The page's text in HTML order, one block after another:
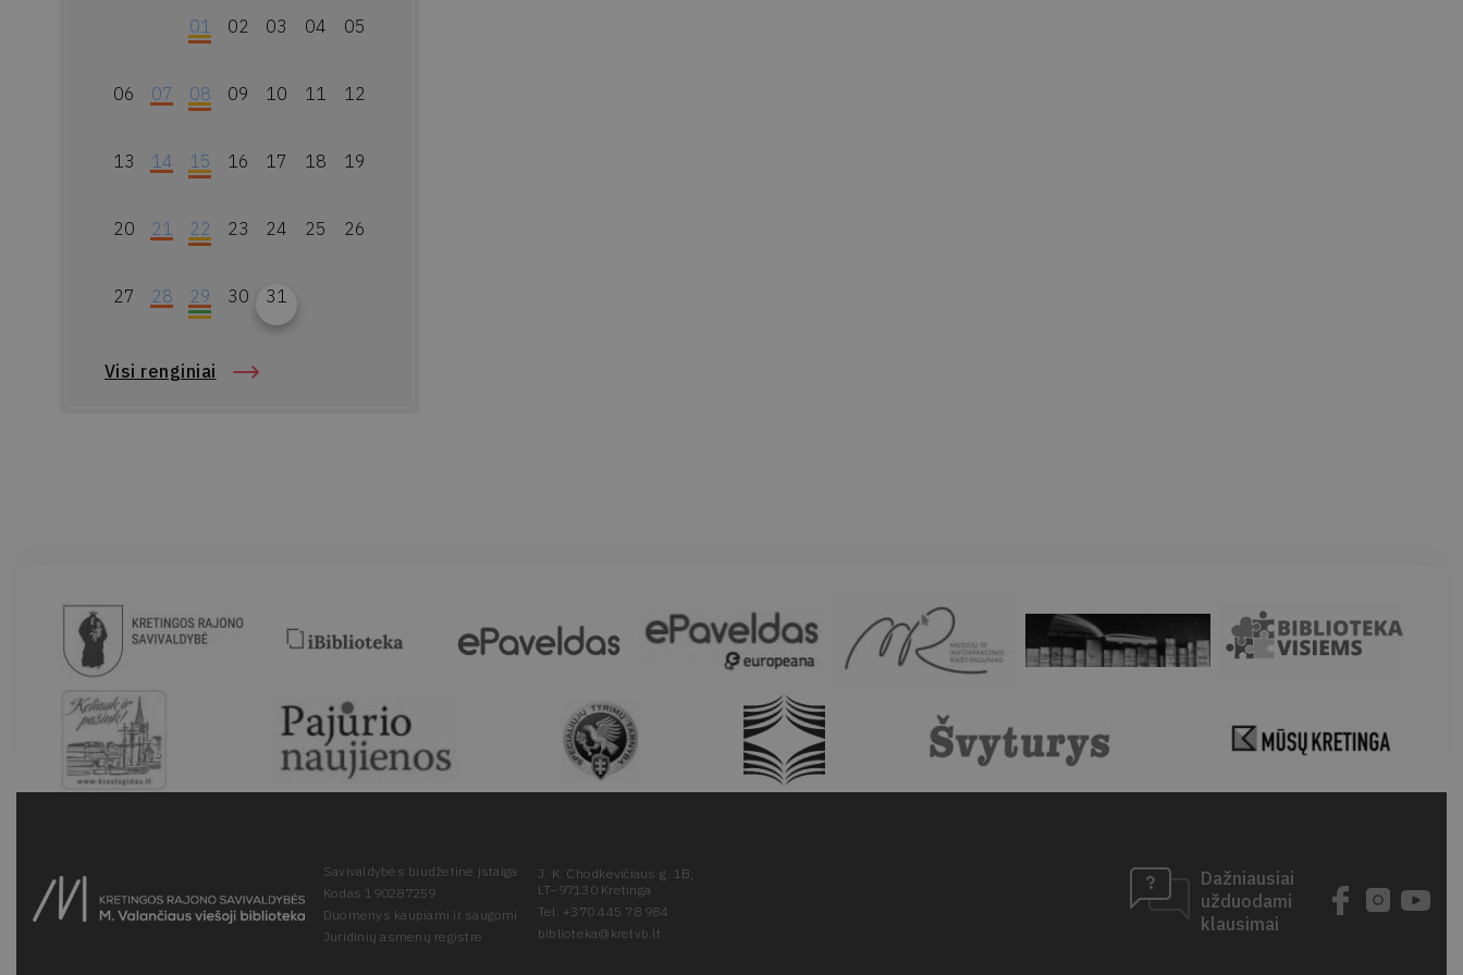
01 02 03 04 05
06 07 08 09 10 11 12
13 14 15 16 17 18 19
20 21 22 23 24 25 26
27 28 29 30 31
Visi renginiai
Savivaldybės biudžetinė įstaiga
Kodas 190287259
Duomenys kaupiami ir saugomi
Juridinių asmenų registre
J. K. Chodkevičiaus g. 1B,
LT–97130 Kretinga
Tel. +370 445 78 984
biblioteka@kretvb.lt
Dažniausiai
užduodami
klausimai